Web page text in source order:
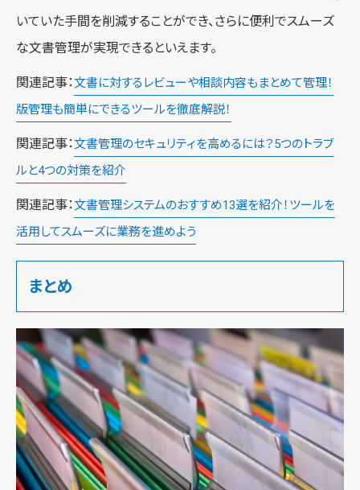
いていた手間を削減することができ、さらに便利でスムーズ
な文書管理が実現できるといえます。
関連記事：文書に対するレビューや相談内容もまとめて管理！
版管理も簡単にできるツールを徹底解説！
関連記事：文書管理のセキュリティを高めるには？5つのトラブ
ルと4つの対策を紹介
関連記事：文書管理システムのおすすめ13選を紹介！ツールを
活用してスムーズに業務を進めよう
まとめ